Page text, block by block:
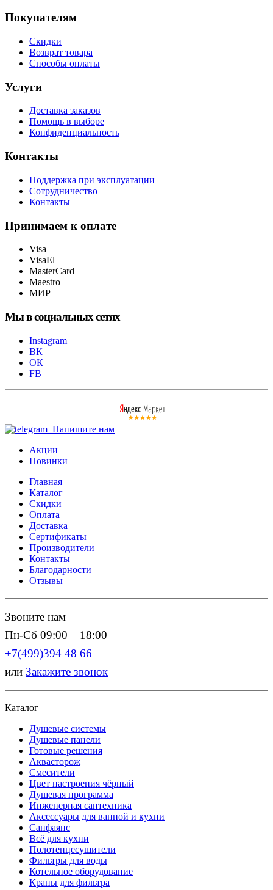
Покупателям
Скидки
Возврат товара
Способы оплаты
Услуги
Доставка заказов
Помощь в выборе
Конфиденциальность
Контакты
Поддержка при эксплуатации
Сотрудничество
Контакты
Принимаем к оплате
Visa
VisaEl
MasterCard
Maestro
МИР
Мы в социальных сетях
Instagram
ВК
ОК
FB
Напишите нам
Акции
Новинки
Главная
Каталог
Скидки
Оплата
Доставка
Сертификаты
Производители
Контакты
Благодарности
Отзывы
Звоните нам
Пн-Сб 09:00 – 18:00
+7(499)394 48 66
или Закажите звонок
Каталог
Душевые системы
Душевые панели
Готовые решения
Аквасторож
Смесители
Цвет настроения чёрный
Душевая программа
Инженерная сантехника
Аксессуары для ванной и кухни
Санфаянс
Всё для кухни
Полотенцесушители
Фильтры для воды
Котельное оборудование
Краны для фильтра